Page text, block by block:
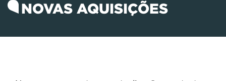
NOVAS AQUISIÇÕES